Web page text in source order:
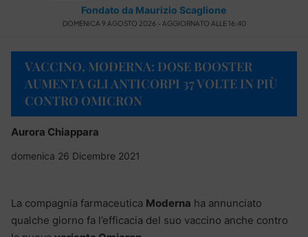
Fondato da Maurizio Scaglione
DOMENICA 9 AGOSTO 2026 - AGGIORNATO ALLE 16:40
VACCINO, MODERNA: DOSE BOOSTER
AUMENTA GLI ANTICORPI 37 VOLTE IN PIÙ
CONTRO OMICRON
Aurora Chiappara
domenica 26 Dicembre 2021
La compagnia farmaceutica Moderna ha annunciato
qualche giorno fa l’efficacia del suo vaccino anche contro